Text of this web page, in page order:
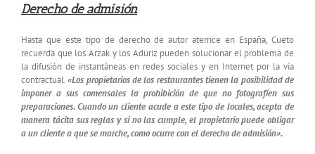
Derecho de admisión
Hasta que este tipo de derecho de autor aterrice en España, Cueto
recuerda que los Arzak y los Aduriz pueden solucionar el problema de
la difusión de instantáneas en redes sociales y en Internet por la vía
contractual.«Los propietarios de los restaurantes tienen la posibilidad de
imponer a sus comensales la prohibición de que no fotografíen sus
preparaciones. Cuando un cliente acude a este tipo de locales, acepta de
manera tácita sus reglas y si no las cumple, el propietario puede obligar
a un cliente a que se marche, como ocurre con el derecho de admisión».